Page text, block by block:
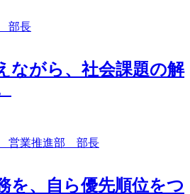
部長
ながら、社会課題の解
営業推進部 部長
を、自ら優先順位をつ